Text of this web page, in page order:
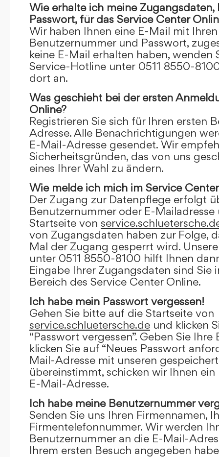
Wie erhalte ich meine
Passwort, für das Service Center
Wir haben Ihnen eine E-Mail mit
Benutzernummer und Passwort,
keine E-Mail erhalten haben, wenden
Service-Hotline unter 0511 8550-
dort an.
Was geschieht bei der ersten
Online?
Registrieren Sie sich für Ihren ersten
Adresse. Alle Benachrichtigungen
E-Mail-Adresse gesendet. Wir
Sicherheitsgründen, das von uns
eines Ihrer Wahl zu ändern.
Wie melde ich mich im Service
Der Zugang zur Datenpflege erfolgt
Benutzernummer oder E-
Startseite von
von Zugangsdaten haben zur Folge,
Mal der Zugang gesperrt wird.
unter 0511 8550-8100 hilft Ihnen
Eingabe Ihrer Zugangsdaten sind Sie
Bereich des Service Center Online.
Ich habe mein Passwort vergessen!
Gehen Sie bitte auf die Startseite von
service.schluetersche.de und klicken
“Passwort vergessen”. Geben Sie
klicken Sie auf “Neues Passwort
Mail-Adresse mit unseren
übereinstimmt, schicken wir Ihnen
E-Mail-Adresse.
Ich habe meine Benutzernummer
Senden Sie uns Ihren Firmennamen,
Firmentelefonnummer. Wir werden
Benutzernummer an die E-Mail-
Ihrem ersten Besuch angegeben